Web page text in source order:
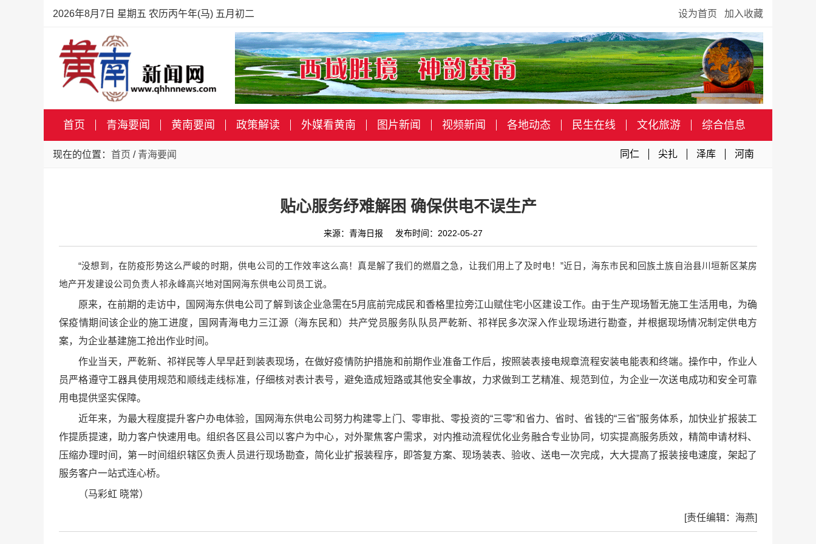
2026年8月7日 星期五 农历丙午年(马) 五月初二 设为首页 加入收藏
首页 青海要闻 黄南要闻 政策解读 外媒看黄南 图片新闻 视频新闻 各地动态 民生在线 文化旅游 综合信息
现在的位置： 首页 / 青海要闻 同仁 尖扎 泽库 河南
贴心服务纾难解困 确保供电不误生产
来源：青海日报 发布时间：2022-05-27
“没想到，在防疫形势这么严峻的时期，供电公司的工作效率这么高！真是解了我们的燃眉之急，让我们用上了及时电！”近日，海东市民和回族土族自治县川垣新区某房
地产开发建设公司负责人祁永峰高兴地对国网海东供电公司员工说。
原来，在前期的走访中，国网海东供电公司了解到该企业急需在5月底前完成民和香格里拉旁江山赋住宅小区建设工作。由于生产现场暂无施工生活用电，为确
保疫情期间该企业的施工进度，国网青海电力三江源（海东民和）共产党员服务队队员严乾新、祁祥民多次深入作业现场进行勘查，并根据现场情况制定供电方
案，为企业基建施工抢出作业时间。
作业当天，严乾新、祁祥民等人早早赶到装表现场，在做好疫情防护措施和前期作业准备工作后，按照装表接电规章流程安装电能表和终端。操作中，作业人
员严格遵守工器具使用规范和顺线走线标准，仔细核对表计表号，避免造成短路或其他安全事故，力求做到工艺精准、规范到位，为企业一次送电成功和安全可靠
用电提供坚实保障。
近年来，为最大程度提升客户办电体验，国网海东供电公司努力构建零上门、零审批、零投资的“三零”和省力、省时、省钱的“三省”服务体系，加快业扩报装工
作提质提速，助力客户快速用电。组织各区县公司以客户为中心，对外聚焦客户需求，对内推动流程优化业务融合专业协同，切实提高服务质效，精简申请材料、
压缩办理时间，第一时间组织辖区负责人员进行现场勘查，简化业扩报装程序，即答复方案、现场装表、验收、送电一次完成，大大提高了报装接电速度，架起了
服务客户一站式连心桥。
（马彩虹 晓常）
[责任编辑：海燕]